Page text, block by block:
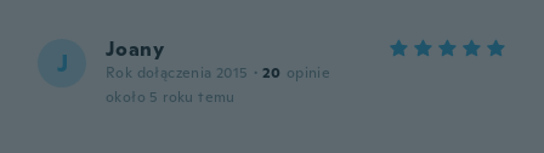
J Joany
Rok dołączenia 2015 · 20 opinie
około 5 roku temu